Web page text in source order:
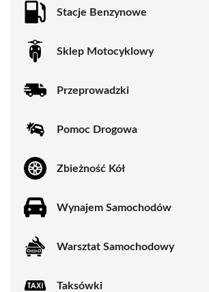
Stacje Benzynowe
Sklep Motocyklowy
Przeprowadzki
Pomoc Drogowa
Zbieżność Kół
Wynajem Samochodów
Warsztat Samochodowy
Taksówki